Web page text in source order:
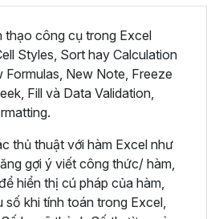
thạo công cụ trong Excel
Styles, Sort hay Calculation
Formulas, New Note, Freeze
Fill và Data Validation,
thủ thuật với hàm Excel như
gợi ý viết công thức/ hàm,
hiển thị cú pháp của hàm,
số khi tính toán trong Excel,